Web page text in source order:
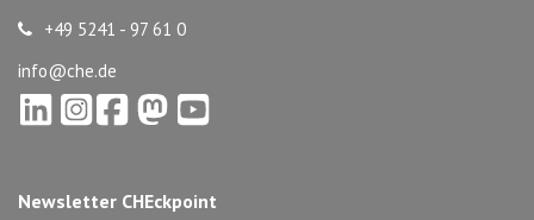
+49 5241 - 97 61 0
info@che.de
Newsletter CHEckpoint